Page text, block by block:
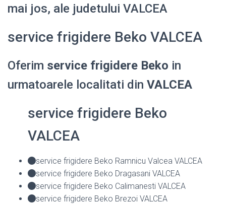
mai jos, ale judetului VALCEA
service frigidere Beko VALCEA
Oferim service frigidere Beko in
urmatoarele localitati din VALCEA
service frigidere Beko
VALCEA
service frigidere Beko Ramnicu Valcea VALCEA
service frigidere Beko Dragasani VALCEA
service frigidere Beko Calimanesti VALCEA
service frigidere Beko Brezoi VALCEA